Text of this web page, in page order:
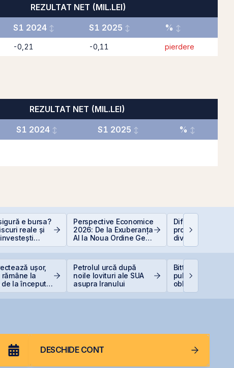
REZULTAT NET (MIL.LEI)
S1 2024 S1 2025 %
-0,21 -0,11 pierdere
REZULTAT NET (MIL.LEI)
S1 2024 S1 2025 %
e bursa?
reale și
Perspective Economice
2026: De la Exuberanța
AI la Noua Ordine Geo-
Economică
Diferența care îți
protejează
dividendele bat
(+5% vs. −6%)
ușor,
rămâne la
de la începutul
Petrolul urcă după
noile lovituri ale SUA
asupra Iranului
Bittnet lansează
publică pentru
obligațiunile
DESCHIDE CONT